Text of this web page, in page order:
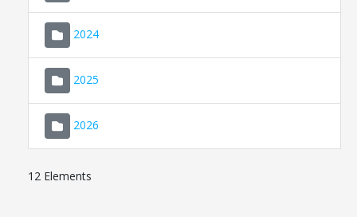
2024
2025
2026
12 Elements